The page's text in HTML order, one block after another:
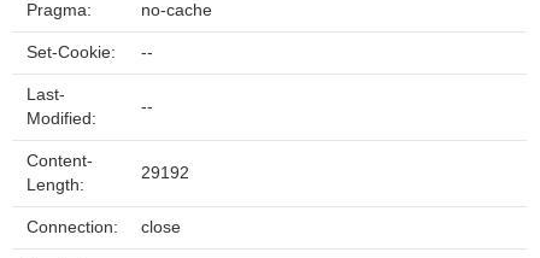
Pragma: no-cache
Set-Cookie: --
Last-
Modified:
--
Content-
Length:
29192
Connection: close